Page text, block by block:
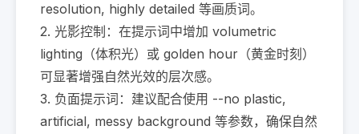
resolution, highly detailed 等画质词。
2. 光影控制：在提示词中增加 volumetric
lighting（体积光）或 golden hour（黄金时刻）
可显著增强自然光效的层次感。
3. 负面提示词：建议配合使用 --no plastic,
artificial, messy background 等参数，确保自然